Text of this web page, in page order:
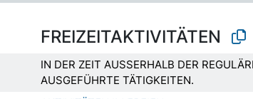
FREIZEITAKTIVITÄTEN
IN DER ZEIT AUSSERHALB DER
AUSGEFÜHRTE TÄTIGKEITEN.